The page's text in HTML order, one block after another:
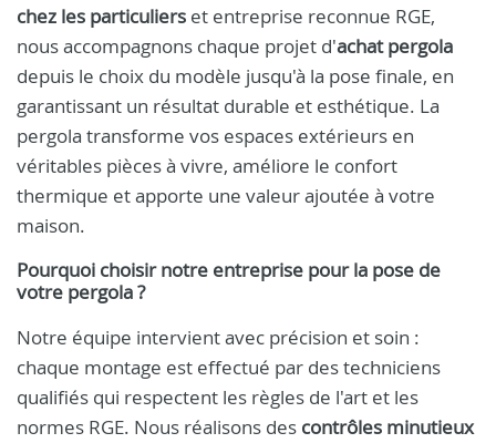
chez les particuliers et entreprise reconnue RGE,
nous accompagnons chaque projet d'achat pergola
depuis le choix du modèle jusqu'à la pose finale, en
garantissant un résultat durable et esthétique. La
pergola transforme vos espaces extérieurs en
véritables pièces à vivre, améliore le confort
thermique et apporte une valeur ajoutée à votre
maison.
Pourquoi choisir notre entreprise pour la pose de
votre pergola ?
Notre équipe intervient avec précision et soin :
chaque montage est effectué par des techniciens
qualifiés qui respectent les règles de l'art et les
normes RGE. Nous réalisons des contrôles minutieux